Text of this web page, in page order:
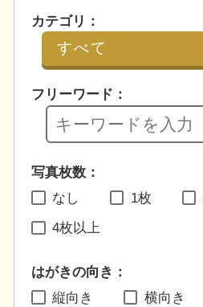
カテゴリ：
フリーワード：
写真枚数：
なし
1枚
4枚以上
はがきの向き：
縦向き
横向き